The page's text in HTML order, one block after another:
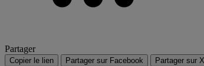
Partager
Copier le lien Partager sur Facebook Partager sur X